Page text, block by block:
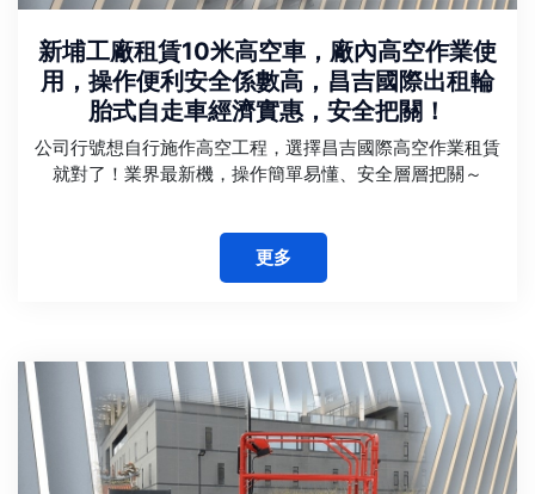
新埔工廠租賃10米高空車，廠內高空作業使
用，操作便利安全係數高，昌吉國際出租輪
胎式自走車經濟實惠，安全把關！
公司行號想自行施作高空工程，選擇昌吉國際高空作業租賃
就對了！業界最新機，操作簡單易懂、安全層層把關～
更多